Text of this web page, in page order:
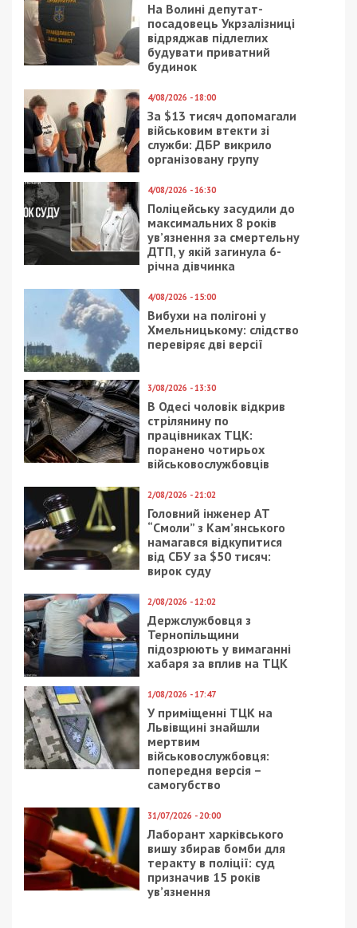
На Волині депутат-
посадовець Укрзалізниці
відряджав підлеглих
будувати приватний
будинок
4/08/2026 - 18:00
За $13 тисяч допомагали
військовим втекти зі
служби: ДБР викрило
організовану групу
4/08/2026 - 16:30
Поліцейську засудили до
максимальних 8 років
ув’язнення за смертельну
ДТП, у якій загинула 6-
річна дівчинка
4/08/2026 - 15:00
Вибухи на полігоні у
Хмельницькому: слідство
перевіряє дві версії
3/08/2026 - 13:30
В Одесі чоловік відкрив
стрілянину по
працівниках ТЦК:
поранено чотирьох
військовослужбовців
2/08/2026 - 21:02
Головний інженер АТ
“Смоли” з Кам’янського
намагався відкупитися
від СБУ за $50 тисяч:
вирок суду
2/08/2026 - 12:02
Держслужбовця з
Тернопільщини
підозрюють у вимаганні
хабаря за вплив на ТЦК
1/08/2026 - 17:47
У приміщенні ТЦК на
Львівщині знайшли
мертвим
військовослужбовця:
попередня версія –
самогубство
31/07/2026 - 20:00
Лаборант харківського
вишу збирав бомби для
теракту в поліції: суд
призначив 15 років
ув’язнення